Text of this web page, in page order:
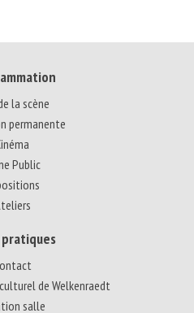
la scène
permanente
Public
de Welkenraedt
salle